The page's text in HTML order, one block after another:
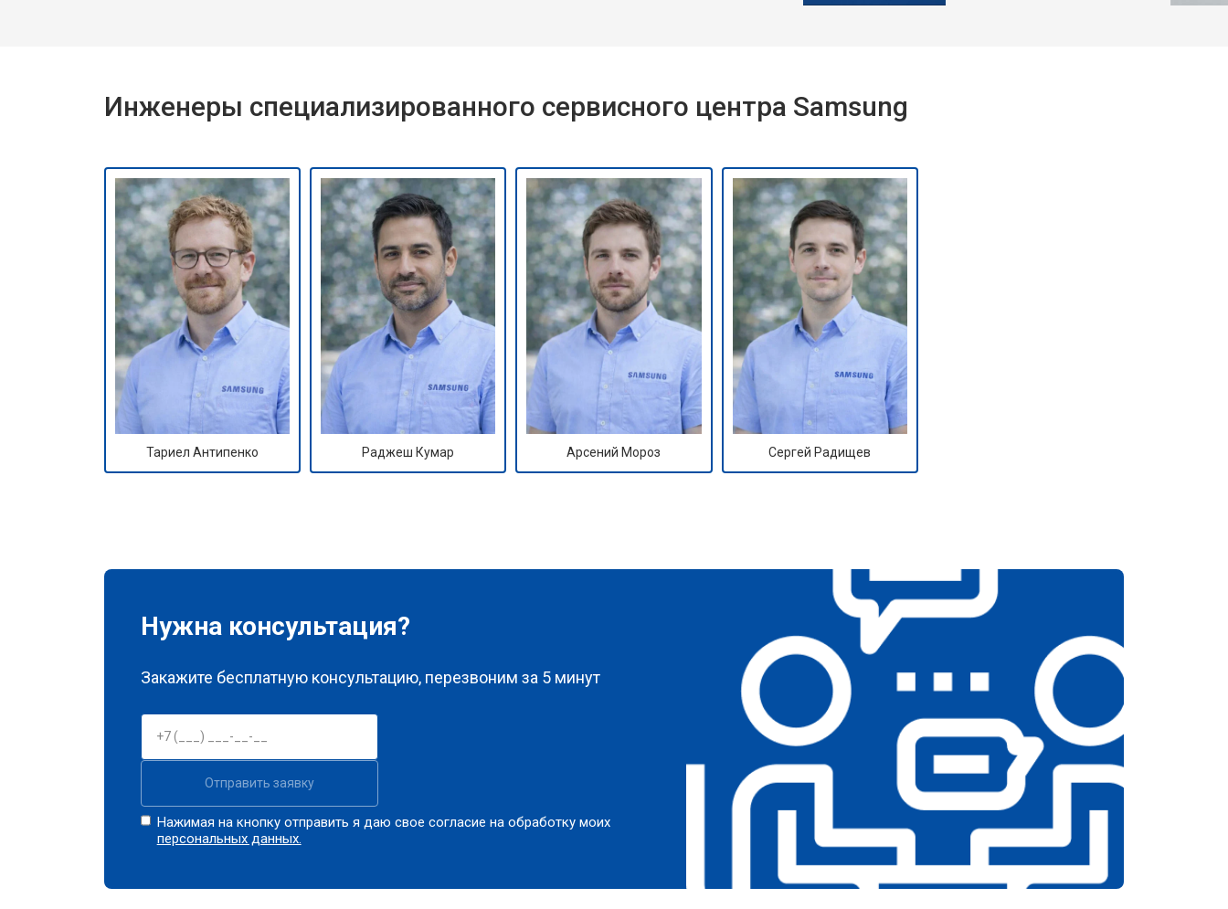
Инженеры специализированного сервисного центра Samsung
Тариел Антипенко Раджеш Кумар Арсений Мороз Сергей Радищев
Нужна консультация?
Закажите бесплатную консультацию, перезвоним за 5 минут
Отправить заявку
Нажимая на кнопку отправить я даю свое согласие на обработку моих
персональных данных.